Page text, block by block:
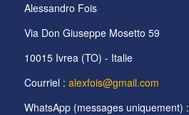
Alessandro Fois
Via Don Giuseppe Mosetto 59
10015 Ivrea (TO) - Italie
Courriel : alexfois@gmail.com
WhatsApp (messages uniquement) :